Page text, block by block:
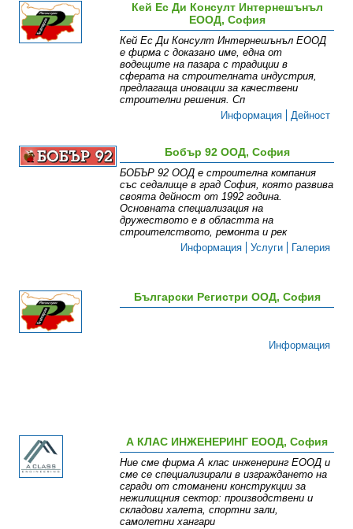
Кей Ес Ди Консулт Интернешънъл
ЕООД, София
Кей Ес Ди Консулт Интернешънъл ЕООД
е фирма с доказано име, една от
водещите на пазара с традиции в
сферата на строителната индустрия,
предлагаща иновации за качествени
строителни решения. Сп
Информация
Дейност
Бобър 92 ООД, София
БОБЪР 92 ООД е строителна компания
със седалище в град София, която развива
своята дейност от 1992 година.
Основната специализация на
дружеството е в областта на
строителството, ремонта и рек
Информация
Услуги Галерия
Български Регистри ООД, София
Информация
А КЛАС ИНЖЕНЕРИНГ ЕООД, София
Ние сме фирма А клас инженеринг ЕООД и
сме се специализирали в изграждането на
сгради от стоманени конструкции за
нежилищния сектор: производствени и
складови халета, спортни зали,
самолетни хангари